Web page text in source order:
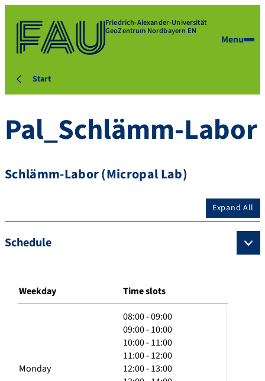
Friedrich-Alexander-Universität
GeoZentrum Nordbayern EN
Menu
Start
Pal_Schlämm-Labor
Schlämm-Labor (Micropal Lab)
Expand All
Schedule
Weekday Time slots
Monday
08:00 - 09:00
09:00 - 10:00
10:00 - 11:00
11:00 - 12:00
12:00 - 13:00